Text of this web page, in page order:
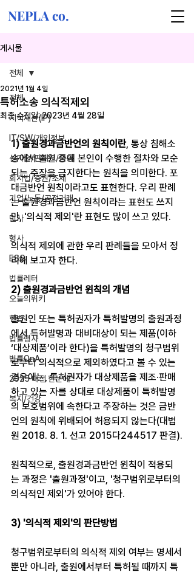
NEPLA co.
게시물
전체
지식재산(IP)
IT/SW/개인정보
신기술/핀테크/금융
회사법/증권/조세
기업/노동/공정거래
민사
형사
ESG
법률레터
오늘의위키
헌법
법률행사
법률QnA
2025 대선 한눈에
복지/건강
전체
특허소송 의식적제외
2021년 1월 4일
최종 수정일:2023년 4월 28일
1) 출원경과금반언의 원칙이란, 통상 침해소
송에서 출원 중에 본인이 수행한 절차와 모순
되는 주장을 금지한다는 원칙을 의미한다. 포
대금반언 원칙이라고도 표현한다. 우리 판례
는 출원경과금반언 원칙이라는 표현도 쓰지
만, '의식적 제외'란 표현도 많이 쓰고 있다. ​
의식적 제외에 관한 우리 판례들을 모아서 정
리해 보고자 한다. ​
2) 출원경과금반언 윈칙의 개념​
출원인 또는 특허권자가 특허발명의 출원과정
에서 특허발명과 대비대상이 되는 제품(이하
‘대상제품’이라 한다)을 특허발명의 청구범위
로부터 의식적으로 제외하였다고 볼 수 있는
경우에는, 특허권자가 대상제품을 제조·판매
하고 있는 자를 상대로 대상제품이 특허발명
의 보호범위에 속한다고 주장하는 것은 금반
언의 원칙에 위배되어 허용되지 않는다(대법
원 2018. 8. 1. 선고 2015다244517 판결).
원칙적으로, 출원경과금반언 윈칙이 적용되
는 과정은 '출원과정'이고, '청구범위로부터의
의식적인 제외'가 있어야 한다. ​
3) '의식적 제외'의 판단방법​
청구범위로부터의 의식적 제외 여부는 명세서
뿐만 아니라, 출원에서부터 특허될 때까지 특